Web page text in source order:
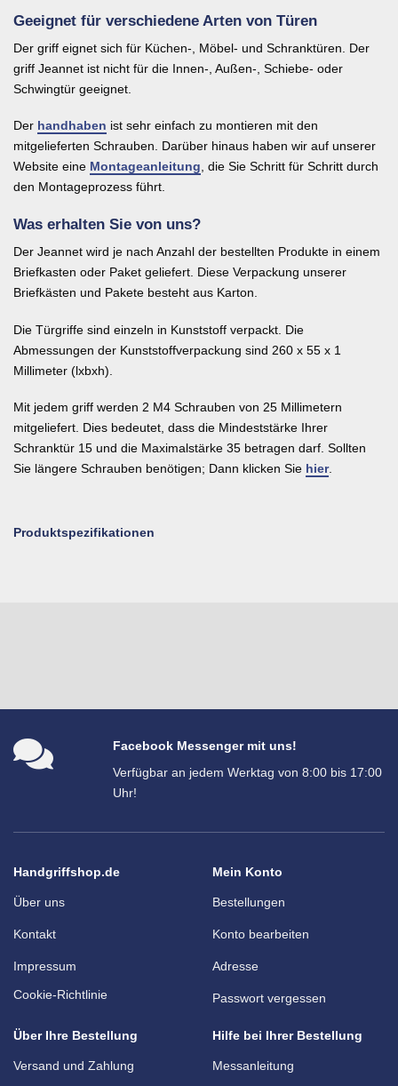
Geeignet für verschiedene Arten von Türen
Der griff eignet sich für Küchen-, Möbel- und Schranktüren. Der
griff Jeannet ist nicht für die Innen-, Außen-, Schiebe- oder
Schwingtür geeignet.
Der handhaben ist sehr einfach zu montieren mit den
mitgelieferten Schrauben. Darüber hinaus haben wir auf unserer
Website eine Montageanleitung, die Sie Schritt für Schritt durch
den Montageprozess führt.
Was erhalten Sie von uns?
Der Jeannet wird je nach Anzahl der bestellten Produkte in einem
Briefkasten oder Paket geliefert. Diese Verpackung unserer
Briefkästen und Pakete besteht aus Karton.
Die Türgriffe sind einzeln in Kunststoff verpackt. Die
Abmessungen der Kunststoffverpackung sind 260 x 55 x 1
Millimeter (lxbxh).
Mit jedem griff werden 2 M4 Schrauben von 25 Millimetern
mitgeliefert. Dies bedeutet, dass die Mindeststärke Ihrer
Schranktür 15 und die Maximalstärke 35 betragen darf. Sollten
Sie längere Schrauben benötigen; Dann klicken Sie hier.
Produktspezifikationen
Facebook Messenger mit uns!
Verfügbar an jedem Werktag von 8:00 bis 17:00
Uhr!
Handgriffshop.de
Über uns
Kontakt
Impressum
Cookie-Richtlinie
Mein Konto
Bestellungen
Konto bearbeiten
Adresse
Passwort vergessen
Über Ihre Bestellung
Versand und Zahlung
Hilfe bei Ihrer Bestellung
Messanleitung